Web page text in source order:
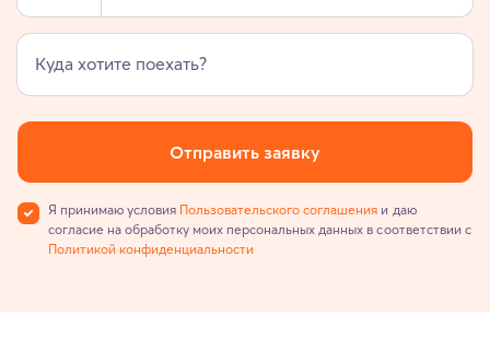
Куда хотите поехать?
Отправить заявку
Я принимаю условия Пользовательского соглашения и даю
согласие на обработку моих персональных данных в соответствии с
Политикой конфиденциальности